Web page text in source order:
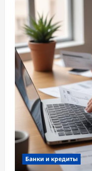
Банки и кредиты